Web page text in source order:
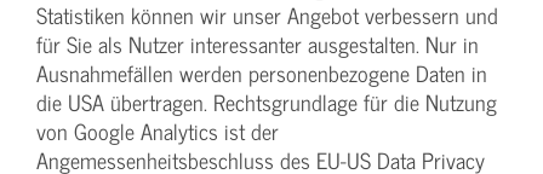
Statistiken können wir unser Angebot verbessern und
für Sie als Nutzer interessanter ausgestalten. Nur in
Ausnahmefällen werden personenbezogene Daten in
die USA übertragen. Rechtsgrundlage für die Nutzung
von Google Analytics ist der
Angemessenheitsbeschluss des EU-US Data Privacy